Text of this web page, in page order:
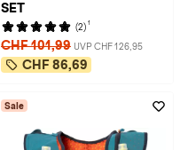
SET
(2) 1
CHF 101,99 UVP CHF 126,95
CHF 86,69
Sale